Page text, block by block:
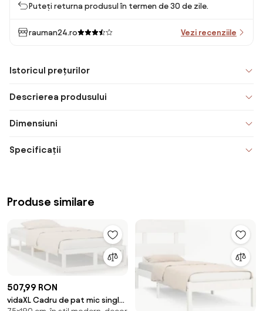
Puteți returna produsul în termen de 30 de zile.
rauman24.ro Vezi recenziile
Istoricul prețurilor
Descrierea produsului
Dimensiuni
Specificații
Produse similare
507,99 RON
vidaXL Cadru de pat mic single,